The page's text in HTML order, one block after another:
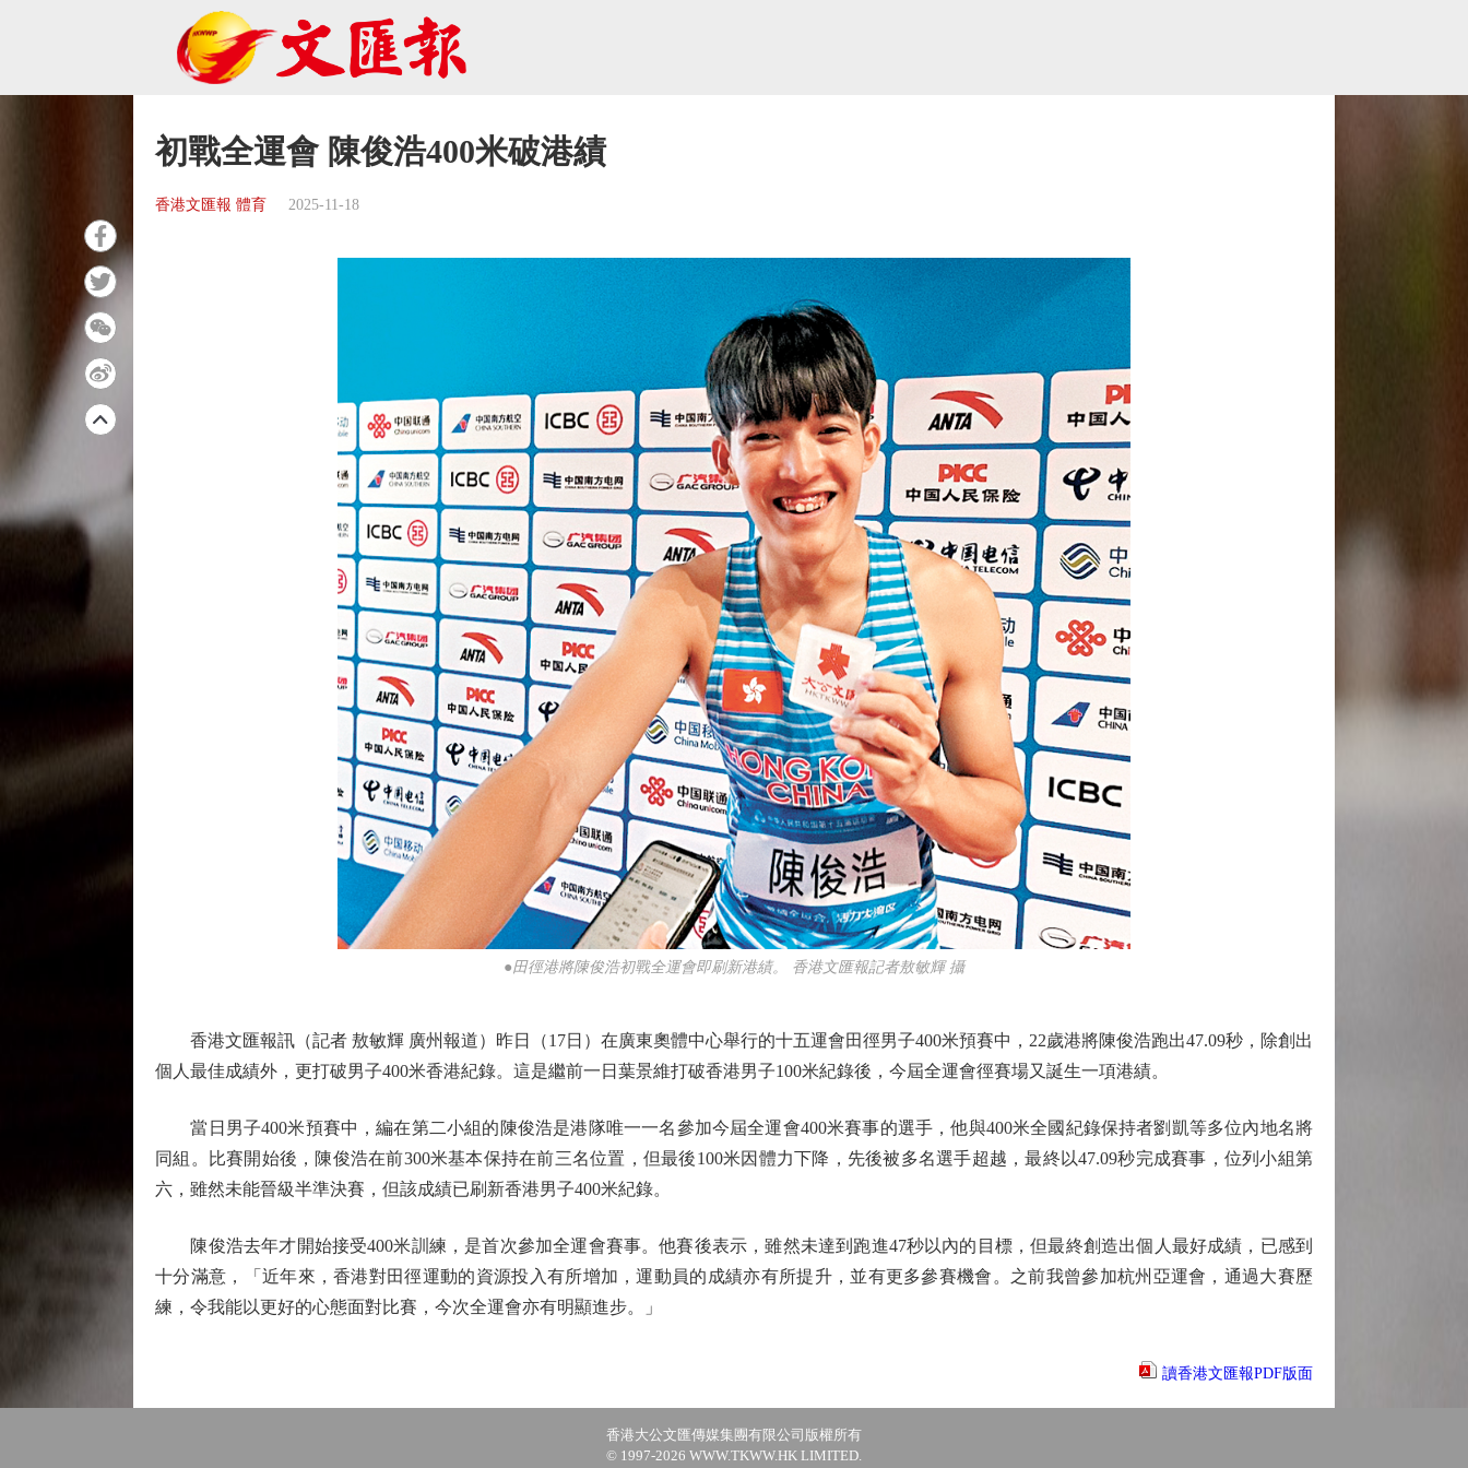
初戰全運會 陳俊浩400米破港績
香港文匯報 體育 2025-11-18
●田徑港將陳俊浩初戰全運會即刷新港績。 香港文匯報記者敖敏輝 攝
香港文匯報訊（記者 敖敏輝 廣州報道）昨日（17日）在廣東奧體中心舉行的十五運會田徑男子400米預賽中，22歲港將陳俊浩跑出47.09秒，除創出
個人最佳成績外，更打破男子400米香港紀錄。這是繼前一日葉景維打破香港男子100米紀錄後，今屆全運會徑賽場又誕生一項港績。
當日男子400米預賽中，編在第二小組的陳俊浩是港隊唯一一名參加今屆全運會400米賽事的選手，他與400米全國紀錄保持者劉凱等多位內地名將
同組。比賽開始後，陳俊浩在前300米基本保持在前三名位置，但最後100米因體力下降，先後被多名選手超越，最終以47.09秒完成賽事，位列小組第
六，雖然未能晉級半準決賽，但該成績已刷新香港男子400米紀錄。
陳俊浩去年才開始接受400米訓練，是首次參加全運會賽事。他賽後表示，雖然未達到跑進47秒以內的目標，但最終創造出個人最好成績，已感到
十分滿意，「近年來，香港對田徑運動的資源投入有所增加，運動員的成績亦有所提升，並有更多參賽機會。之前我曾參加杭州亞運會，通過大賽歷
練，令我能以更好的心態面對比賽，今次全運會亦有明顯進步。」
讀香港文匯報PDF版面
香港大公文匯傳媒集團有限公司版權所有
© 1997-2026 WWW.TKWW.HK LIMITED.